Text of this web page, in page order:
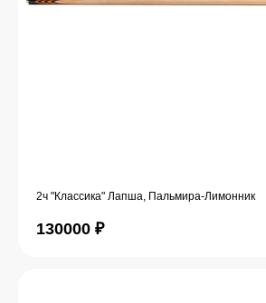
2ч "Классика" Лапша, Пальмира-Лимонник
130000 ₽